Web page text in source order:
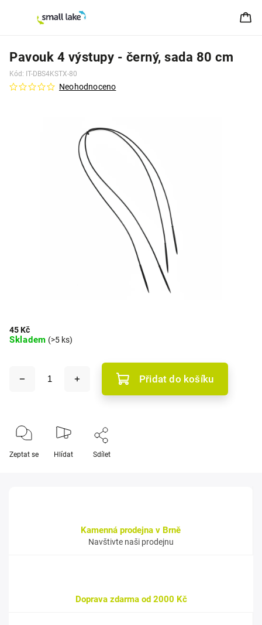
Pavouk 4 výstupy - černý, sada 80 cm
Kód: IT-DBS4KSTX-80
Neohodnoceno
45 Kč
Skladem (>5 ks)
Přidat do košíku
Zeptat se Hlídat Sdílet
Kamenná prodejna v Brně
Navštivte naši prodejnu
Doprava zdarma od 2000 Kč